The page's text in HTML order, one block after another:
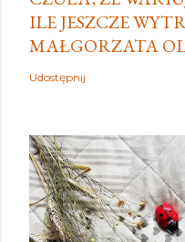
ILE JESZCZE
MAŁGORZATA
Udostępnij